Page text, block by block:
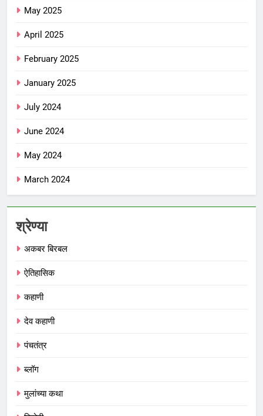
May 2025
April 2025
February 2025
January 2025
July 2024
June 2024
May 2024
March 2024
श्रेण्या
अकबर बिरबल
ऐतिहासिक
कहाणी
देव कहाणी
पंचतंत्र
ब्लॉग
मुलांच्या कथा